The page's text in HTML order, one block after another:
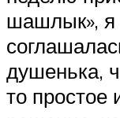
шашлык», я
душенька,
то простое